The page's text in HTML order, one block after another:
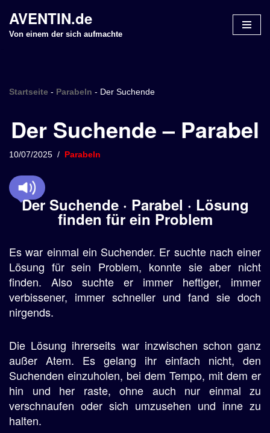
Z
n
p
r
e
n
AVENTIN.de
Von einem der sich aufmachte
Startseite - Parabeln - Der Suchende
Der Suchende – Parabel
10/07/2025 Parabeln
Der Suchende · Parabel · Lösung
finden für ein Problem
Es war einmal ein Suchender. Er suchte nach einer
Lösung für sein Problem, konnte sie aber nicht
finden. Also suchte er immer heftiger, immer
verbissener, immer schneller und fand sie doch
nirgends.
Die Lösung ihrerseits war inzwischen schon ganz
außer Atem. Es gelang ihr einfach nicht, den
Suchenden einzuholen, bei dem Tempo, mit dem er
hin und her raste, ohne auch nur einmal zu
verschnaufen oder sich umzusehen und inne zu
halten.